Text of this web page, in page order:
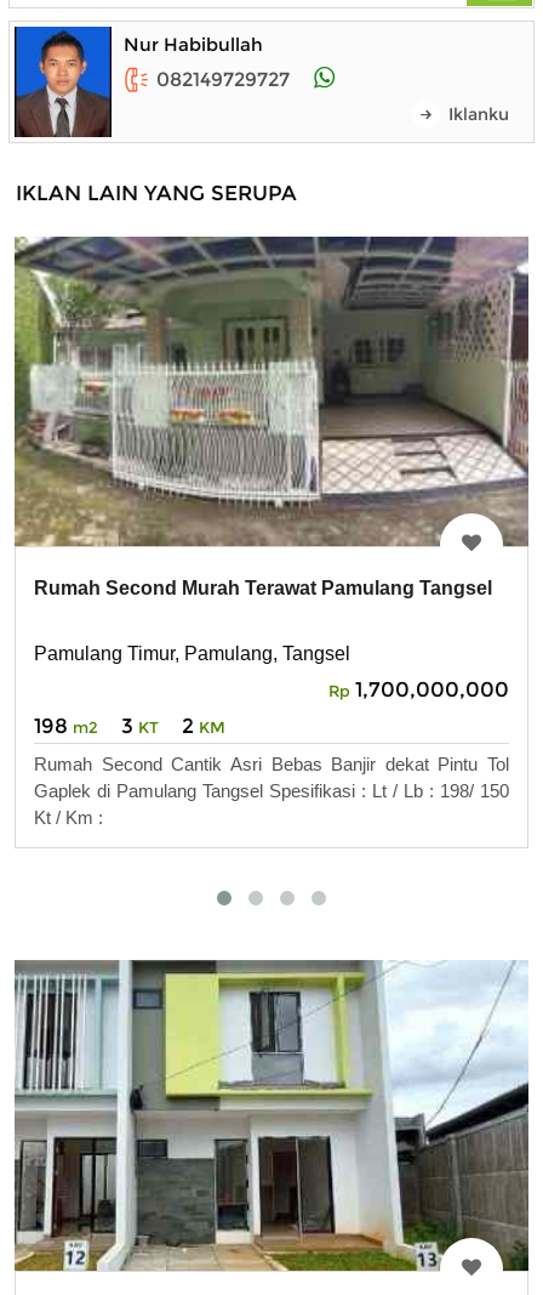
Nur Habibullah
082149729727
Iklanku
IKLAN LAIN YANG SERUPA
Rumah Second Murah Terawat Pamulang Tangsel
Pamulang Timur, Pamulang, Tangsel
Rp 1,700,000,000
198 m2 3 KT 2 KM
Rumah Second Cantik Asri Bebas Banjir dekat Pintu Tol
Gaplek di Pamulang Tangsel Spesifikasi : Lt / Lb : 198/ 150
Kt / Km :